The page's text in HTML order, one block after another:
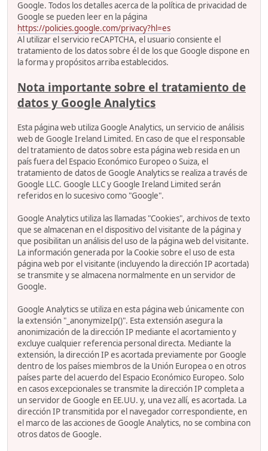
Google. Todos los detalles acerca de la política de privacidad de
Google se pueden leer en la página
https://policies.google.com/privacy?hl=es
Al utilizar el servicio reCAPTCHA, el usuario consiente el
tratamiento de los datos sobre él de los que Google dispone en
la forma y propósitos arriba establecidos.
Nota importante sobre el tratamiento de
datos y Google Analytics
Esta página web utiliza Google Analytics, un servicio de análisis
web de Google Ireland Limited. En caso de que el responsable
del tratamiento de datos sobre esta página web resida en un
país fuera del Espacio Económico Europeo o Suiza, el
tratamiento de datos de Google Analytics se realiza a través de
Google LLC. Google LLC y Google Ireland Limited serán
referidos en lo sucesivo como "Google".
Google Analytics utiliza las llamadas "Cookies", archivos de texto
que se almacenan en el dispositivo del visitante de la página y
que posibilitan un análisis del uso de la página web del visitante.
La información generada por la Cookie sobre el uso de esta
página web por el visitante (incluyendo la dirección IP acortada)
se transmite y se almacena normalmente en un servidor de
Google.
Google Analytics se utiliza en esta página web únicamente con
la extensión "_anonymizeIp()". Esta extensión asegura la
anonimización de la dirección IP mediante el acortamiento y
excluye cualquier referencia personal directa. Mediante la
extensión, la dirección IP es acortada previamente por Google
dentro de los países miembros de la Unión Europea o en otros
países parte del acuerdo del Espacio Económico Europeo. Solo
en casos excepcionales se transmite la dirección IP completa a
un servidor de Google en EE.UU. y, una vez allí, es acortada. La
dirección IP transmitida por el navegador correspondiente, en
el marco de las acciones de Google Analytics, no se combina con
otros datos de Google.